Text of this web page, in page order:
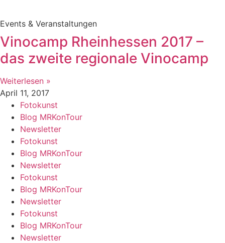
Events & Veranstaltungen
Vinocamp Rheinhessen 2017 –
das zweite regionale Vinocamp
Weiterlesen »
April 11, 2017
Fotokunst
Blog MRKonTour
Newsletter
Fotokunst
Blog MRKonTour
Newsletter
Fotokunst
Blog MRKonTour
Newsletter
Fotokunst
Blog MRKonTour
Newsletter